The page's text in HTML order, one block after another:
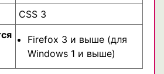
CSS 3
Firefox 3 и выше (для
Windows 1 и выше)